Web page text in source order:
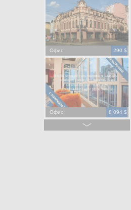
Офис 290 $
Офис 8 094 $